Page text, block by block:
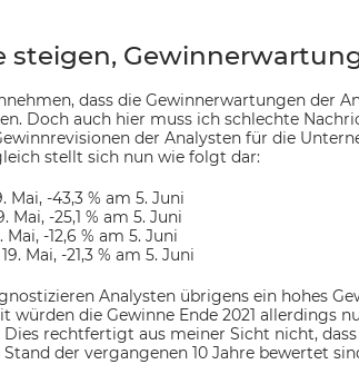
steigen,
dass die Gewinnerwartungen der
Doch auch hier muss ich schlechte
der Analysten für die
stellt sich nun wie folgt dar:
Mai, -43,3 % am 5. Juni
Mai, -25,1 % am 5. Juni
Mai, -12,6 % am 5. Juni
Mai, -21,3 % am 5. Juni
Analysten übrigens ein hohes
würden die Gewinne Ende 2021 allerdings
Dies rechtfertigt aus meiner Sicht nicht,
der vergangenen 10 Jahre bewertet